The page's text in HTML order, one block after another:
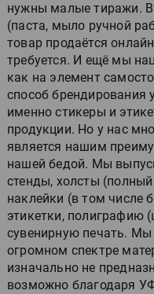
нужны малые тиражи.
(паста, мыло ручной
товар продаётся
требуется. И ещё мы
как на элемент
способ
именно стикеры и
продукции. Но у нас
является нашим
нашей бедой. Мы
стенды, холсты
наклейки (в том числе
этикетки, полиграфию
сувенирную печать. Мы
огромном спектре
изначально не
возможно благодаря